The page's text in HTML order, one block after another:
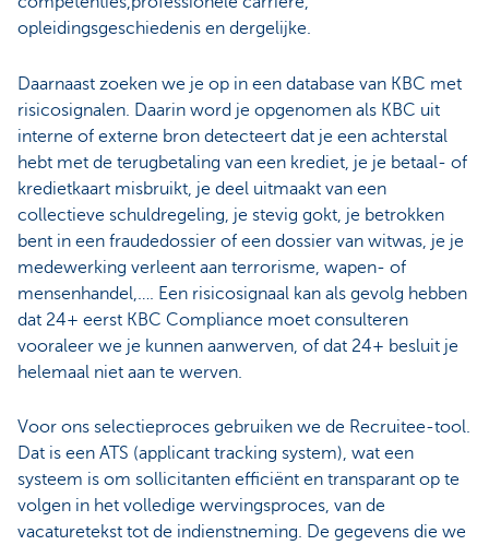
opleidingsgeschiedenis en dergelijke.
Daarnaast zoeken we je op in een database van KBC met
risicosignalen. Daarin word je opgenomen als KBC uit
interne of externe bron detecteert dat je een achterstal
hebt met de terugbetaling van een krediet, je je betaal- of
kredietkaart misbruikt, je deel uitmaakt van een
collectieve schuldregeling, je stevig gokt, je betrokken
bent in een fraudedossier of een dossier van witwas, je je
medewerking verleent aan terrorisme, wapen- of
mensenhandel,…. Een risicosignaal kan als gevolg hebben
dat 24+ eerst KBC Compliance moet consulteren
vooraleer we je kunnen aanwerven, of dat 24+ besluit je
helemaal niet aan te werven.
Voor ons selectieproces gebruiken we de Recruitee-tool.
Dat is een ATS (applicant tracking system), wat een
systeem is om sollicitanten efficiënt en transparant op te
volgen in het volledige wervingsproces, van de
vacaturetekst tot de indienstneming. De gegevens die we